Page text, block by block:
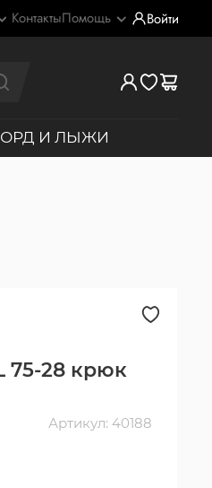
КонтактыПомощь Войти
И ЛЫЖИ
75-28 крюк
Артикул: 40188